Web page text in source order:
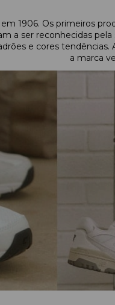
1906. Os primeiros
a ser reconhecidas
e cores tendências.
a marca